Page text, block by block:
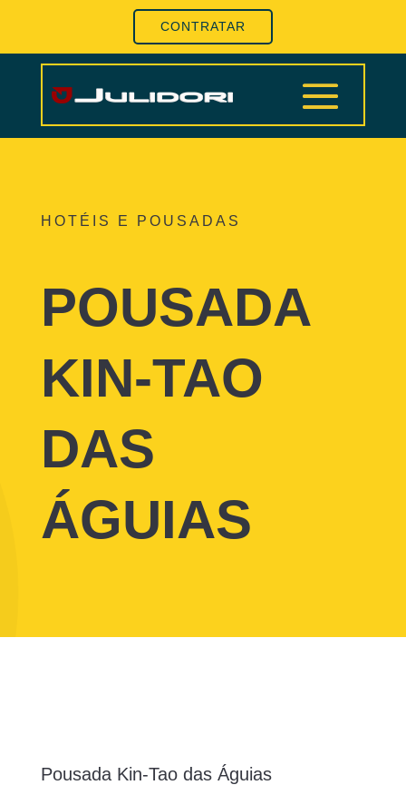
CONTRATAR
HOTÉIS E POUSADAS
POUSADA
KIN-TAO
DAS
ÁGUIAS
Pousada Kin-Tao das Águias